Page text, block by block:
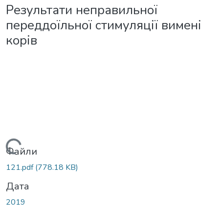
Результати неправильної
переддоїльної стимуляції вимені
корів
Вантажиться...
Файли
121.pdf(778.18 KB)
Дата
2019